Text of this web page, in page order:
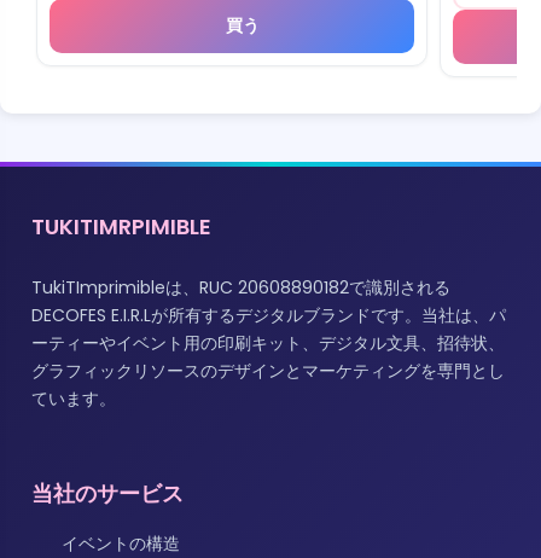
買う
TUKITIMRPIMIBLE
TukiTImprimibleは、RUC 20608890182で識別される
DECOFES E.I.R.Lが所有するデジタルブランドです。当社は、パ
ーティーやイベント用の印刷キット、デジタル文具、招待状、
グラフィックリソースのデザインとマーケティングを専門とし
ています。
当社のサービス
イベントの構造